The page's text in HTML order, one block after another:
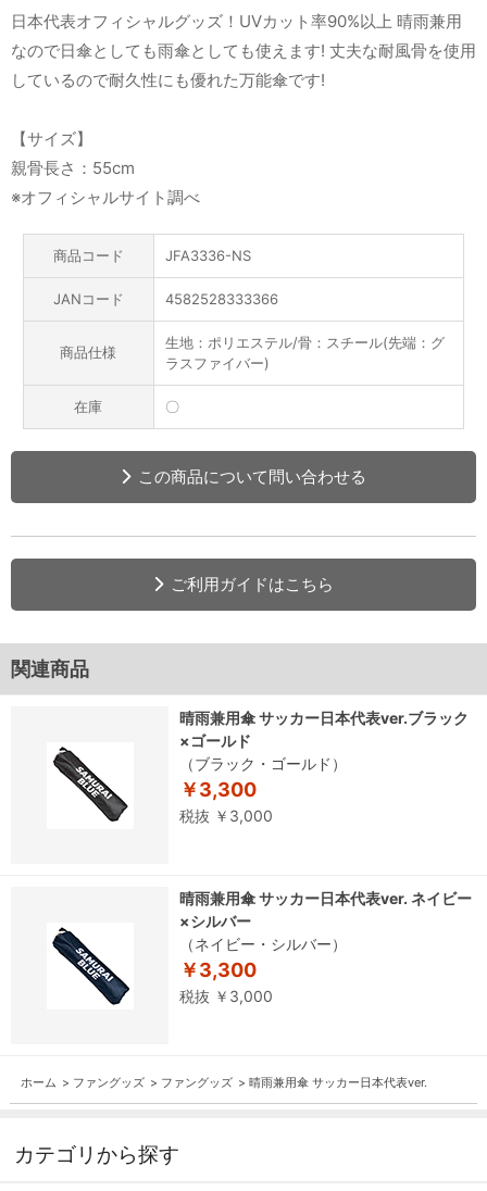
日本代表オフィシャルグッズ！UVカット率90%以上 晴雨兼用
なので日傘としても雨傘としても使えます! 丈夫な耐風骨を使用
しているので耐久性にも優れた万能傘です!
【サイズ】
親骨長さ：55cm
※オフィシャルサイト調べ
商品コード JFA3336-NS
JANコード 4582528333366
商品仕様
生地：ポリエステル/骨：スチール(先端：グ
ラスファイバー)
在庫 〇
この商品について問い合わせる
ご利用ガイドはこちら
関連商品
晴雨兼用傘 サッカー日本代表ver.ブラック
×ゴールド
（ブラック・ゴールド）
￥3,300
税抜 ￥3,000
晴雨兼用傘 サッカー日本代表ver. ネイビー
×シルバー
（ネイビー・シルバー）
￥3,300
税抜 ￥3,000
ホーム > ファングッズ > ファングッズ > 晴雨兼用傘 サッカー日本代表ver.
カテゴリから探す